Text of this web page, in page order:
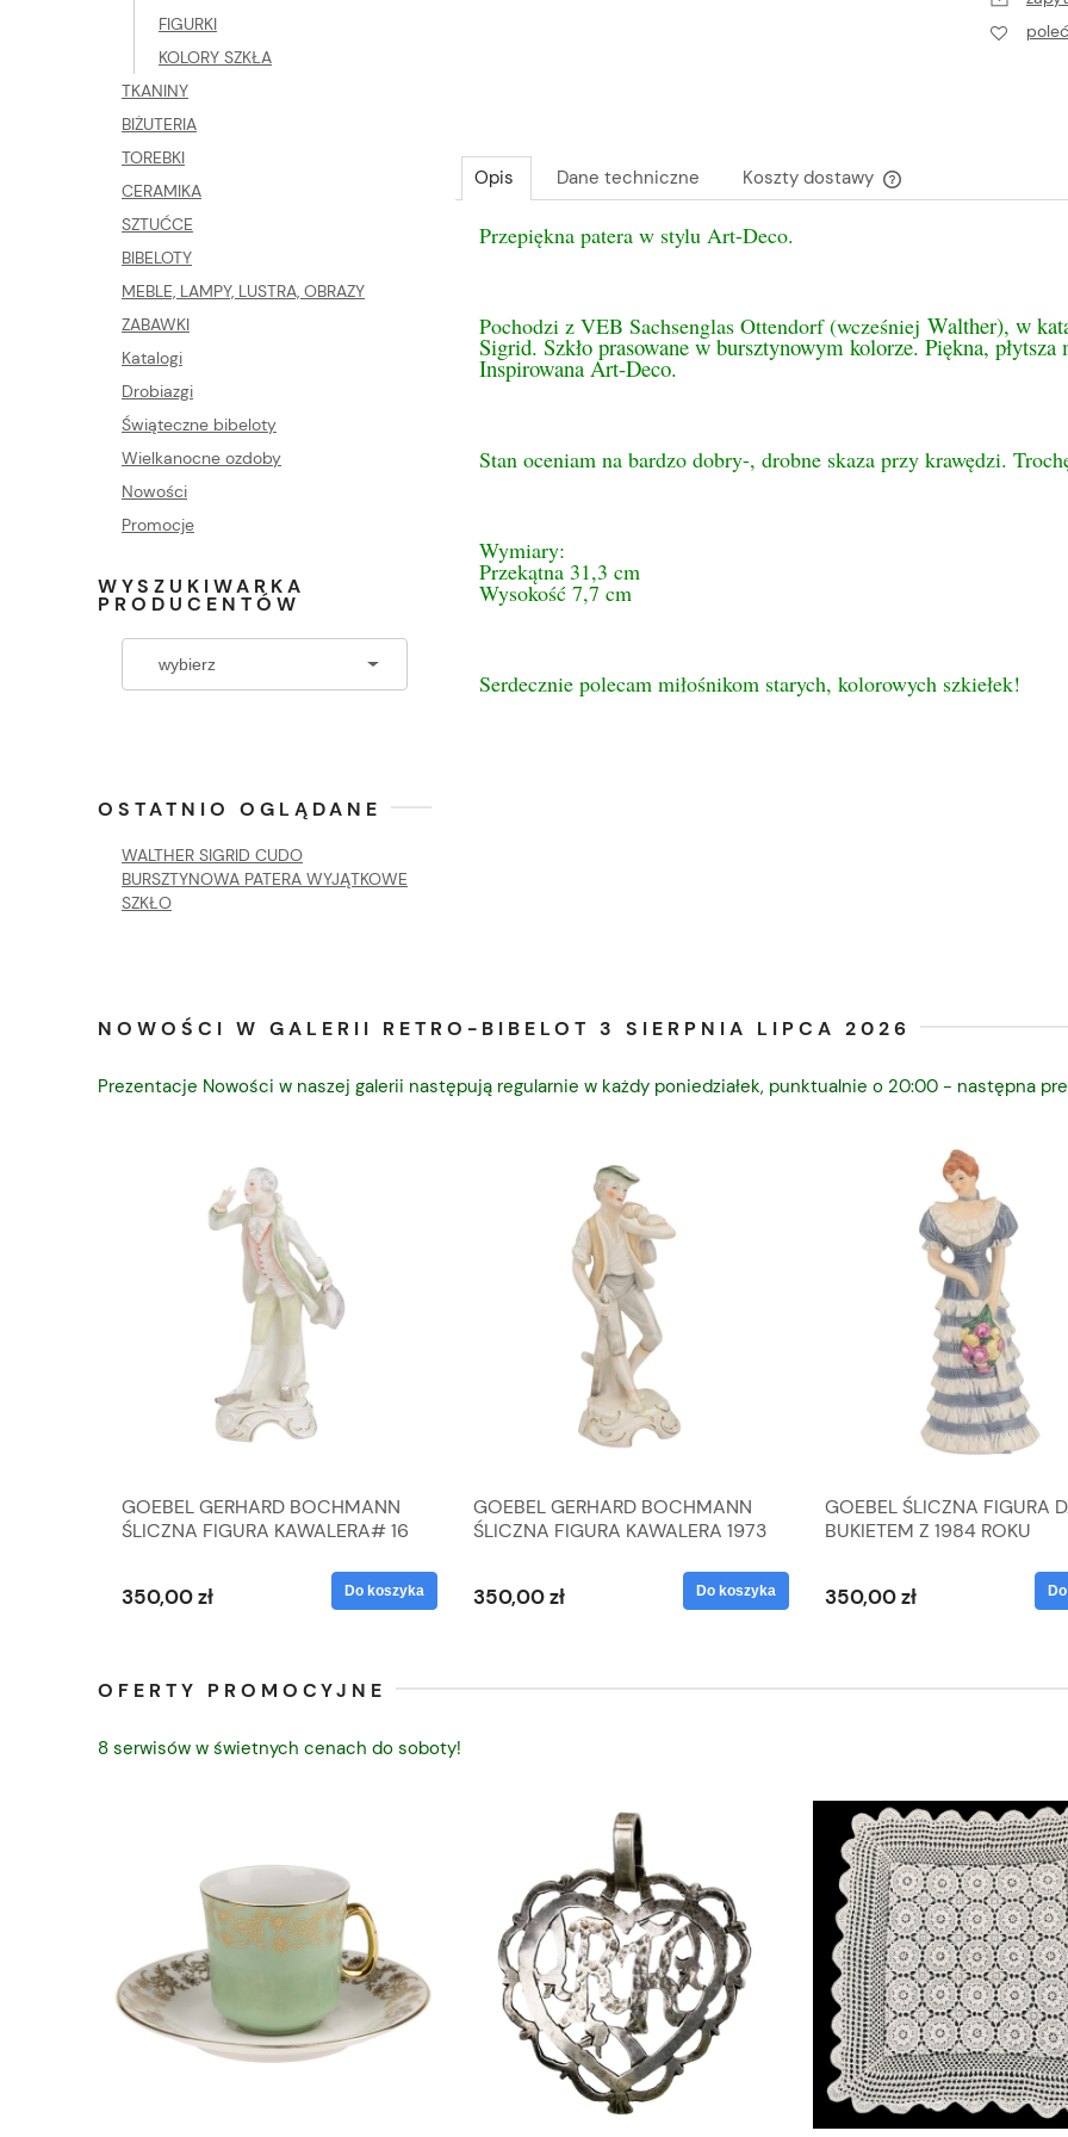
FIGURKI
KOLORY SZKŁA
TKANINY
BIŻUTERIA
TOREBKI
CERAMIKA
SZTUĆCE
BIBELOTY
MEBLE, LAMPY, LUSTRA, OBRAZY
ZABAWKI
Katalogi
Drobiazgi
Świąteczne bibeloty
Wielkanocne ozdoby
Nowości
Promocje
WYSZUKIWARKA
PRODUCENTÓW
OSTATNIO OGLĄDANE
WALTHER SIGRID CUDO
BURSZTYNOWA PATERA WYJĄTKOWE
SZKŁO
Opis Dane techniczne Koszty dostawy
Przepiękna patera w stylu Art-Deco.
Pochodzi z VEB Sachsenglas Ottendorf (wcześniej Walther), w
Sigrid. Szkło prasowane w bursztynowym kolorze. Piękna,
Inspirowana Art-Deco.
Stan oceniam na bardzo dobry-, drobne skaza przy krawędzi.
Wymiary:
Przekątna 31,3 cm
Wysokość 7,7 cm
Serdecznie polecam miłośnikom starych, kolorowych szkiełek!
NOWOŚCI W GALERII RETRO-BIBELOT 3 SIERPNIA LIPCA 2026
Prezentacje Nowości w naszej galerii następują regularnie w każdy poniedziałek, punktualnie o 20:00 - następna
GOEBEL GERHARD BOCHMANN
ŚLICZNA FIGURA KAWALERA# 16
350,00 zł Do koszyka
GOEBEL GERHARD BOCHMANN
ŚLICZNA FIGURA KAWALERA 1973
350,00 zł Do koszyka
GOEBEL ŚLICZNA FIGURA
BUKIETEM Z 1984 ROKU
350,00 zł
OFERTY PROMOCYJNE
8 serwisów w świetnych cenach do soboty!